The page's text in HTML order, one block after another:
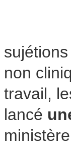
non
travail,
lancé